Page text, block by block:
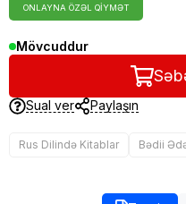
ONLAYNA ÖZƏL QIYMƏT
Mövcuddur
Sual ver Paylaşın
Rus Dilində Kitablar Bədii